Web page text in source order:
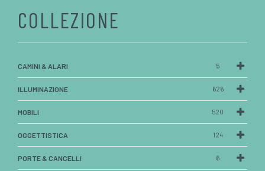
COLLEZIONE
CAMINI & ALARI 5
ILLUMINAZIONE 626
MOBILI 520
OGGETTISTICA 124
PORTE & CANCELLI 6